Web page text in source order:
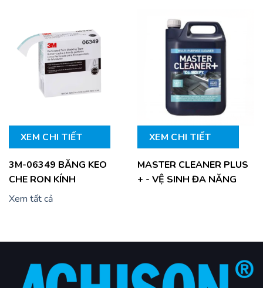
XEM CHI TIẾT
3M-06349 BĂNG KEO
CHE RON KÍNH
XEM CHI TIẾT
MASTER CLEANER PLUS
+ - VỆ SINH ĐA NĂNG
Xem tất cả